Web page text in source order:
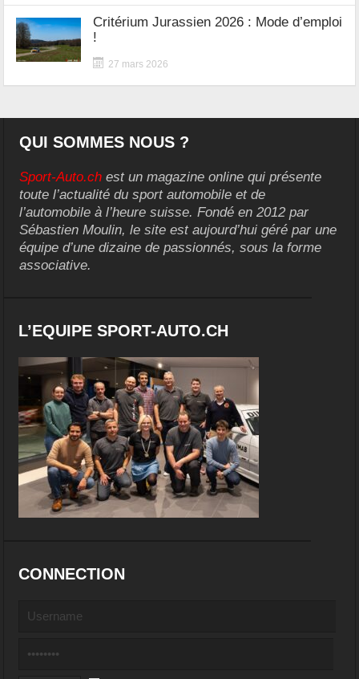
Critérium Jurassien 2026 : Mode d’emploi
!
27 mars 2026
QUI SOMMES NOUS ?
Sport-Auto.ch est un magazine online qui présente
toute l’actualité du sport automobile et de
l’automobile à l’heure suisse. Fondé en 2012 par
Sébastien Moulin, le site est aujourd’hui géré par une
équipe d’une dizaine de passionnés, sous la forme
associative.
L’EQUIPE SPORT-AUTO.CH
CONNECTION